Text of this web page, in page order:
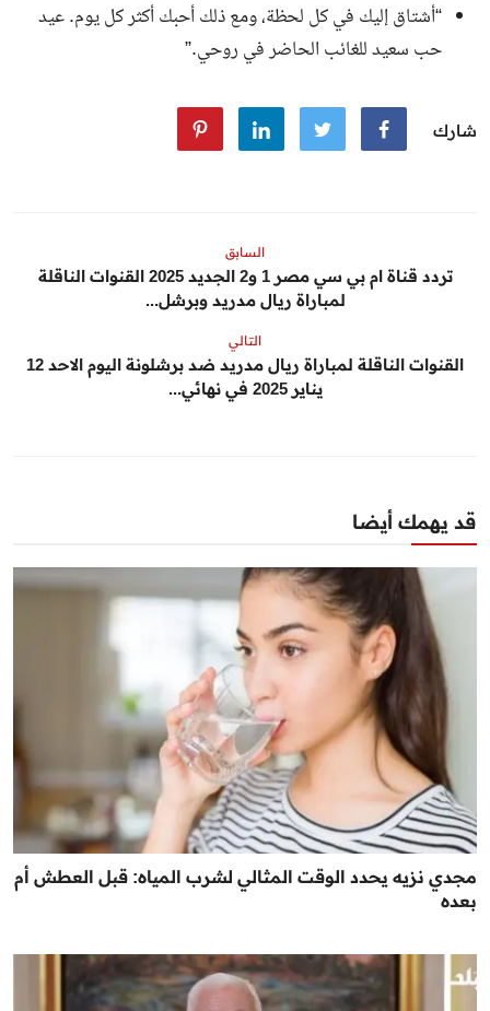
“أشتاق إليك في كل لحظة، ومع ذلك أحبك أكثر كل يوم. عيد
حب سعيد للغائب الحاضر في روحي.”
شارك
السابق
تردد قناة ام بي سي مصر 1 و2 الجديد 2025 القنوات الناقلة
لمباراة ريال مدريد وبرشل...
التالي
القنوات الناقلة لمباراة ريال مدريد ضد برشلونة اليوم الاحد 12
يناير 2025 في نهائي...
قد يهمك أيضا
مجدي نزيه يحدد الوقت المثالي لشرب المياه: قبل العطش أم
بعده